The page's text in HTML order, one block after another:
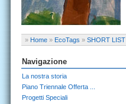
» Home » EcoTags » SHORT LIST
Navigazione
La nostra storia
Piano Triennale Offerta ...
Progetti Speciali